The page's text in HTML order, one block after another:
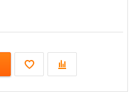
500-1500х160х20;